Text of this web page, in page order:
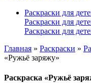
Раскраски для
Раскраски для
Раскраски для
Главная » Раскраски »
«Ружьё заряжу»
Раскраска «Ружьё